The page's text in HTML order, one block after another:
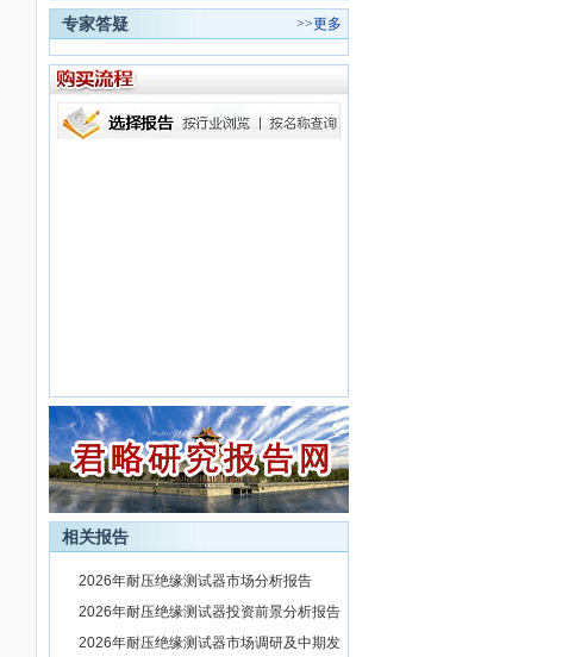
专家答疑 >>更多
相关报告
2026年耐压绝缘测试器市场分析报告
2026年耐压绝缘测试器投资前景分析报告
2026年耐压绝缘测试器市场调研及中期发